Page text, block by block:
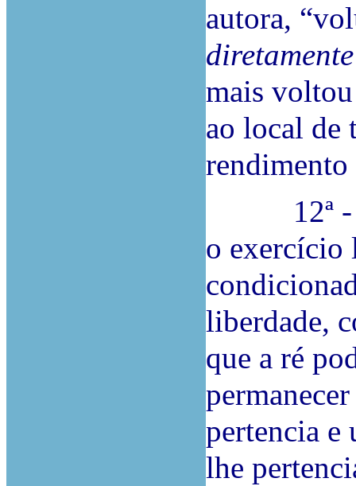
autora,
mais
ao local de
12ª -
o exercício
liberdade,
que a ré
pertencia e
lhe